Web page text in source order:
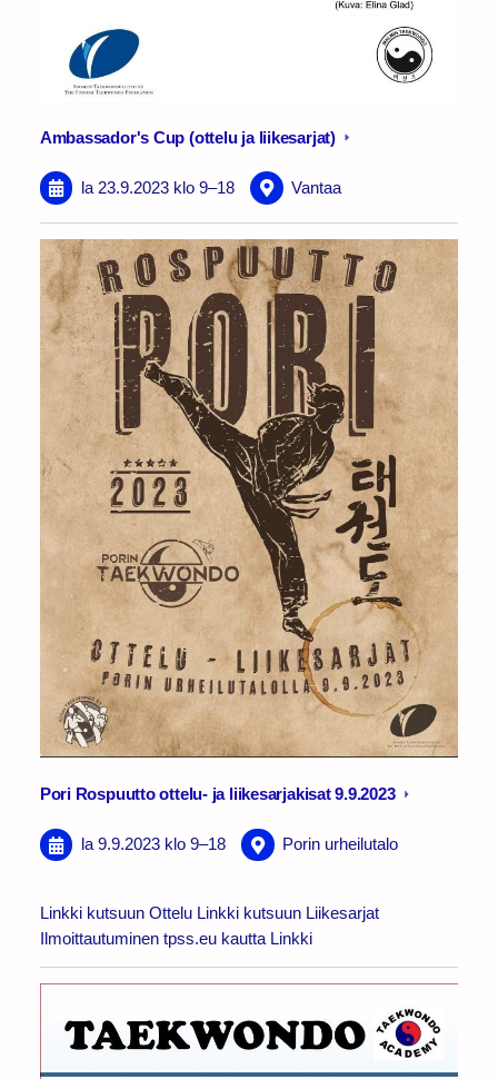
Ambassador's Cup (ottelu ja liikesarjat)
la 23.9.2023 klo 9–18 Vantaa
Pori Rospuutto ottelu- ja liikesarjakisat 9.9.2023
la 9.9.2023 klo 9–18 Porin urheilutalo
Linkki kutsuun Ottelu Linkki kutsuun Liikesarjat
Ilmoittautuminen tpss.eu kautta Linkki